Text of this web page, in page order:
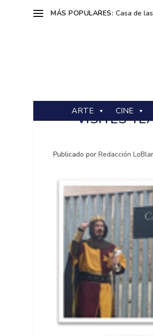
MÁS POPULARES: Casa de
ARTE CINE
VISITES
Publicado porRedacción